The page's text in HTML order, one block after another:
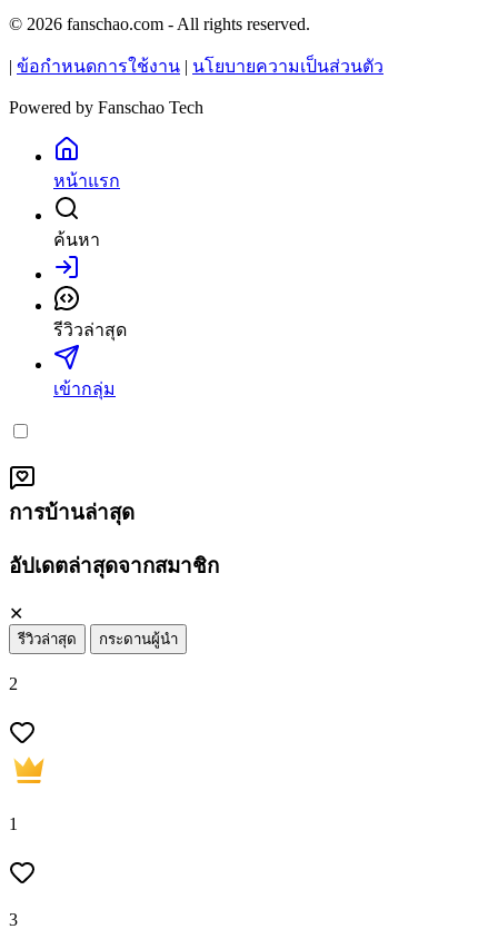
© 2026 fanschao.com - All rights reserved.
ข้อกำหนดการใช้งาน นโยบายความเป็นส่วนตัว
Powered by Fanschao Tech
หน้าแรก
ค้นหา
เข้าสู่ระบบ
รีวิวล่าสุด
เข้ากลุ่ม
การบ้านล่าสุด
อัปเดตล่าสุดจากสมาชิก
✕
รีวิวล่าสุด กระดานผู้นำ
2
1
3